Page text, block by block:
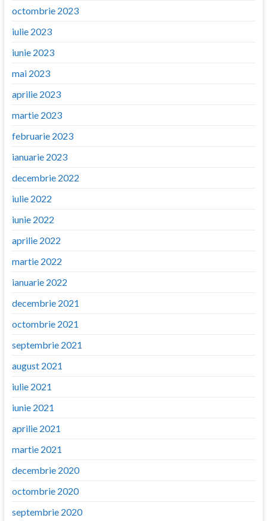
octombrie 2023
iulie 2023
iunie 2023
mai 2023
aprilie 2023
martie 2023
februarie 2023
ianuarie 2023
decembrie 2022
iulie 2022
iunie 2022
aprilie 2022
martie 2022
ianuarie 2022
decembrie 2021
octombrie 2021
septembrie 2021
august 2021
iulie 2021
iunie 2021
aprilie 2021
martie 2021
decembrie 2020
octombrie 2020
septembrie 2020